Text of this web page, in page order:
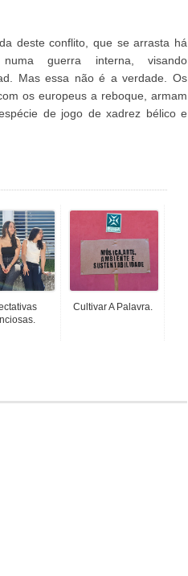
deste conflito, que se arrasta há
guerra interna, visando
Mas essa não é a verdade. Os
os europeus a reboque, armam
de jogo de xadrez bélico e
Cultivar A Palavra.